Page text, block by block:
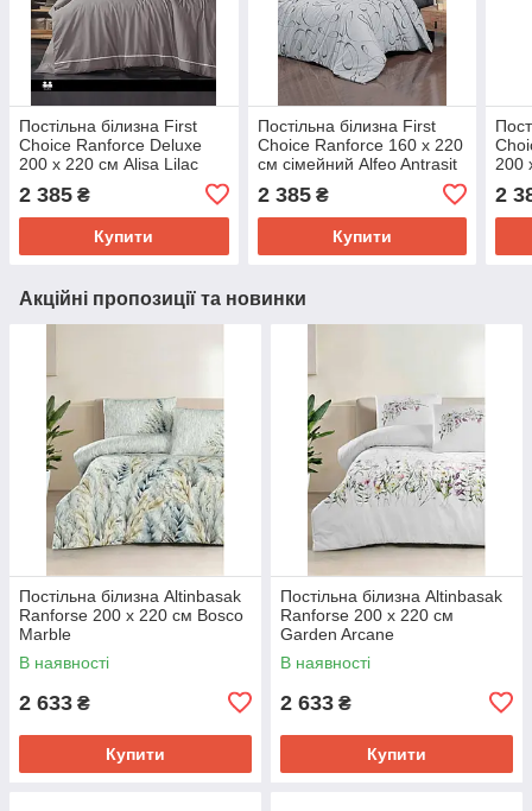
Постільна білизна First
Choice Ranforce Deluxe
200 х 220 см Alisa Lilac
2 385 ₴
Купити
Постільна білизна First
Choice Ranforce 160 х 220
см сімейний Alfeo Antrasit
2 385₴
Купити
200
2
Акційні пропозиції та новинки
Постільна білизна Altinbasak
Ranforse 200 х 220 см Bosco
Marble
В наявності
2 633 ₴
Купити
Постільна білизна Altinbasak
Ranforse 200 х 220 см
Garden Arcane
В наявності
2 633 ₴
Купити